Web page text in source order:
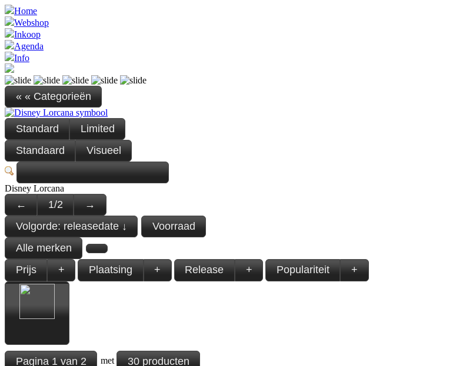
Home
Webshop
Inkoop
Agenda
Info
« « Categorieën
Standard
Limited
Standaard
Visueel
Disney Lorcana
← 1/2
→
Volgorde: releasedate ↓
Voorraad
Alle merken
Prijs
+ Plaatsing + Release + Populariteit +
Pagina1van2 met
30 producten